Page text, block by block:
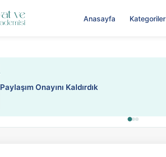
Anasayfa Kategoriler
Nadir içeriklere kısıtlama ve kredi sistemi